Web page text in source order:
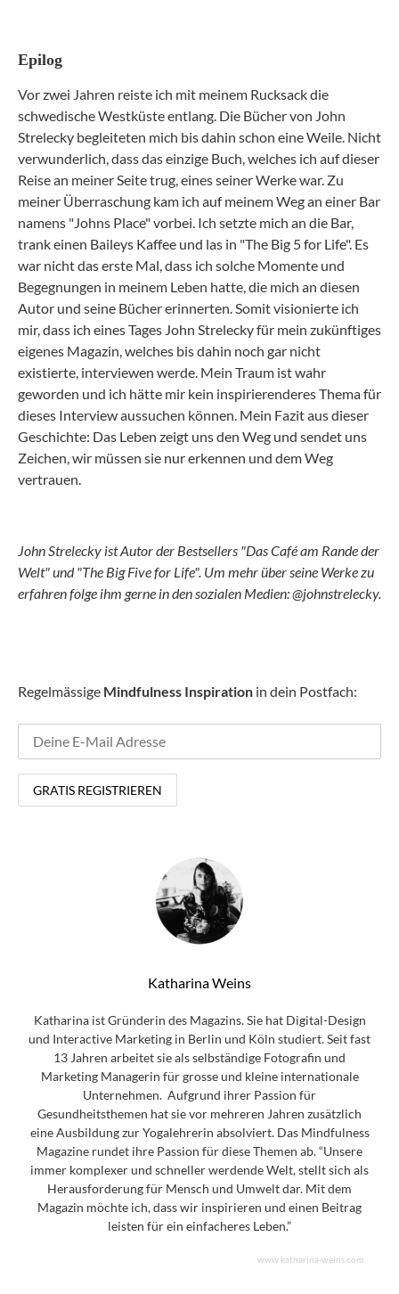
Epilog
Vor zwei Jahren reiste ich mit meinem Rucksack die
schwedische Westküste entlang. Die Bücher von John
Strelecky begleiteten mich bis dahin schon eine Weile. Nicht
verwunderlich, dass das einzige Buch, welches ich auf dieser
Reise an meiner Seite trug, eines seiner Werke war. Zu
meiner Überraschung kam ich auf meinem Weg an einer Bar
namens "Johns Place" vorbei. Ich setzte mich an die Bar,
trank einen Baileys Kaffee und las in "The Big 5 for Life". Es
war nicht das erste Mal, dass ich solche Momente und
Begegnungen in meinem Leben hatte, die mich an diesen
Autor und seine Bücher erinnerten. Somit visionierte ich
mir, dass ich eines Tages John Strelecky für mein zukünftiges
eigenes Magazin, welches bis dahin noch gar nicht
existierte, interviewen werde. Mein Traum ist wahr
geworden und ich hätte mir kein inspirierenderes Thema für
dieses Interview aussuchen können. Mein Fazit aus dieser
Geschichte: Das Leben zeigt uns den Weg und sendet uns
Zeichen, wir müssen sie nur erkennen und dem Weg
vertrauen.
John Strelecky ist Autor der Bestsellers "Das Café am Rande der
Welt" und "The Big Five for Life". Um mehr über seine Werke zu
erfahren folge ihm gerne in den sozialen Medien: @johnstrelecky.
Regelmässige Mindfulness Inspiration in dein Postfach:
Katharina Weins
Katharina ist Gründerin des Magazins. Sie hat Digital-Design
und Interactive Marketing in Berlin und Köln studiert. Seit fast
13 Jahren arbeitet sie als selbständige Fotografin und
Marketing Managerin für grosse und kleine internationale
Unternehmen. Aufgrund ihrer Passion für
Gesundheitsthemen hat sie vor mehreren Jahren zusätzlich
eine Ausbildung zur Yogalehrerin absolviert. Das Mindfulness
Magazine rundet ihre Passion für diese Themen ab. “Unsere
immer komplexer und schneller werdende Welt, stellt sich als
Herausforderung für Mensch und Umwelt dar. Mit dem
Magazin möchte ich, dass wir inspirieren und einen Beitrag
leisten für ein einfacheres Leben.”
www.katharina-weins.com